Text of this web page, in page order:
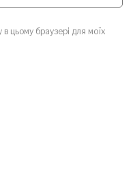
цьому браузері для моїх